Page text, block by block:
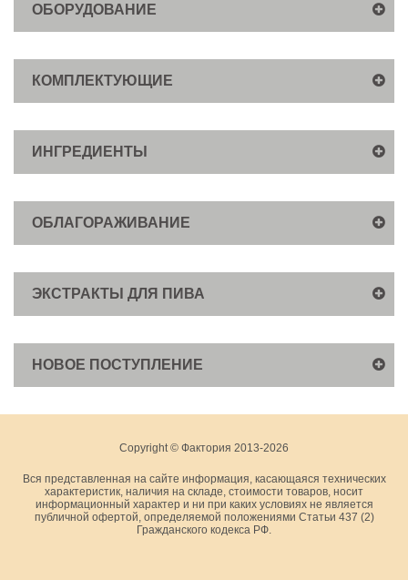
ОБОРУДОВАНИЕ
КОМПЛЕКТУЮЩИЕ
ИНГРЕДИЕНТЫ
ОБЛАГОРАЖИВАНИЕ
ЭКСТРАКТЫ ДЛЯ ПИВА
НОВОЕ ПОСТУПЛЕНИЕ
Copyright © Фактория 2013-2026
Вся представленная на сайте информация, касающаяся технических
характеристик, наличия на складе, стоимости товаров, носит
информационный характер и ни при каких условиях не является
публичной офертой, определяемой положениями Статьи 437 (2)
Гражданского кодекса РФ.